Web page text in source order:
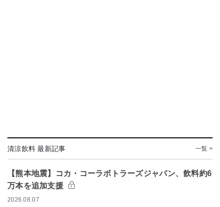
清涼飲料 最新記事 一覧 >
【熊本地震】コカ・コーラボトラーズジャパン、飲料約6
万本を追加支援
2026.08.07